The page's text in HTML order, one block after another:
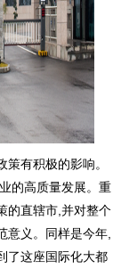
有积极的影响。
的高质量发展。重
的直辖市,并对整个
意义。同样是今年,
了这座国际化大都